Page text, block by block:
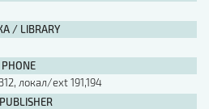
/ LIBRARY
локал/ext 191,194